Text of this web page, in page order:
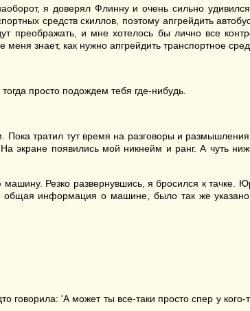
я доверял Флинну и очень сильно
средств скиллов, поэтому апгрейдить
преображать, и мне хотелось бы лично все
знает, как нужно апгрейдить транспортное
просто подождем тебя где-нибудь.
тратил тут время на разговоры и
экране появились мой никнейм и ранг. А чуть
Резко развернувшись, я бросился к тачке.
общая информация о машине, было так же
говорила: 'А может ты все-таки просто спер у